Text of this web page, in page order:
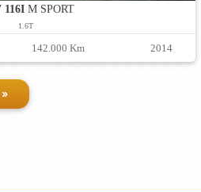
116IM SPORT
1.6T
142.000 Km 2014
»